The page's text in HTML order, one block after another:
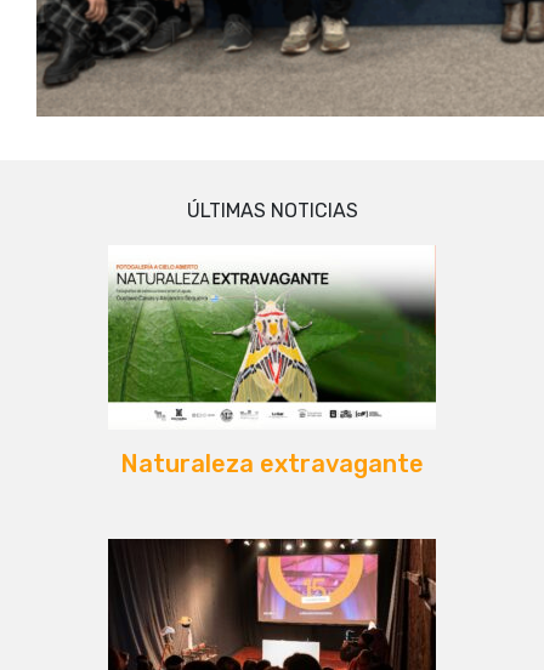
ÚLTIMAS NOTICIAS
Naturaleza extravagante